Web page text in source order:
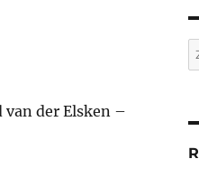
der Elsken –